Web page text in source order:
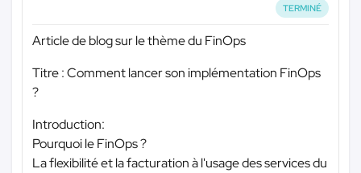
TERMINÉ
Article de blog sur le thème du FinOps
Titre : Comment lancer son implémentation FinOps
?
Introduction:
Pourquoi le FinOps ?
La flexibilité et la facturation à l'usage des services du